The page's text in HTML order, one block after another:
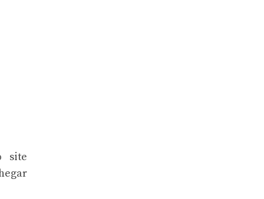
site